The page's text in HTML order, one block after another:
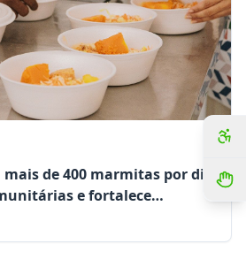
de 400 marmitas por dia
e fortalece
em situação de